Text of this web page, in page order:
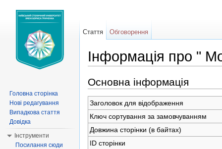
Інформація про "
Основна інформація
Заголовок для відображення
Ключ сортування за замовчуванням
Довжина сторінки (в байтах)
ID сторінки
Стаття Обговорення
Головна сторінка
Нові редагування
Випадкова стаття
Довідка
Інструменти
Посилання сюди